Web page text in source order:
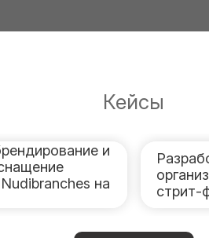
Кейсы
и
на
стрит-